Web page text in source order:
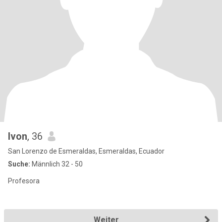
Ivon, 36
San Lorenzo de Esmeraldas, Esmeraldas, Ecuador
Suche: Männlich 32 - 50
Profesora
Weiter